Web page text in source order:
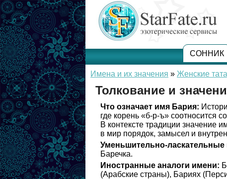
СОННИК
Имена и их значения » Женские
Толкование и
Что означает имя Бария:
где корень «б-р-ъ» соотносится
В контексте традиции значение
в мир порядок, замысел и
Уменьшительно-ласкательные
Баречка.
Иностранные аналоги имени:
(Арабские страны), Бариях